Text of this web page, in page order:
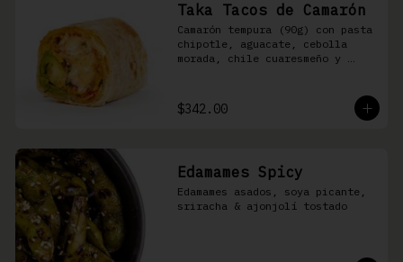
Taka Tacos de Camarón
Camarón tempura (90g) con pasta
chipotle, aguacate, cebolla
morada, chile cuaresmeño y
$342.00
Edamames Spicy
Edamames asados, soya picante,
sriracha & ajonjolí tostado